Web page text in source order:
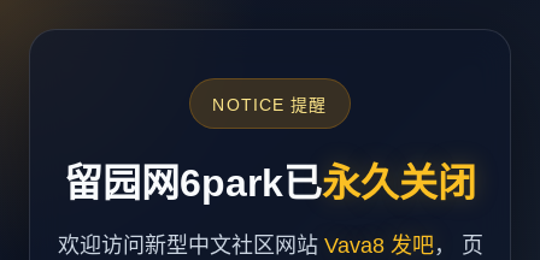
NOTICE 提醒
留园网6park已永久关闭
欢迎访问新型中文社区网站 Vava8 发吧， 页